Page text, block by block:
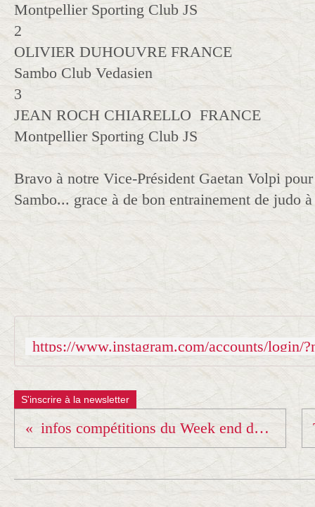
Montpellier Sporting Club JS
2
OLIVIER DUHOUVRE FRANCE
Sambo Club Vedasien
3
JEAN ROCH CHIARELLO FRANCE
Montpellier Sporting Club JS
Bravo à notre Vice-Président Gaetan Volpi pour
Sambo... grace à de bon entrainement de judo
S'inscrire à la newsletter
infos compétitions du Week end du 23 et 24 novembre